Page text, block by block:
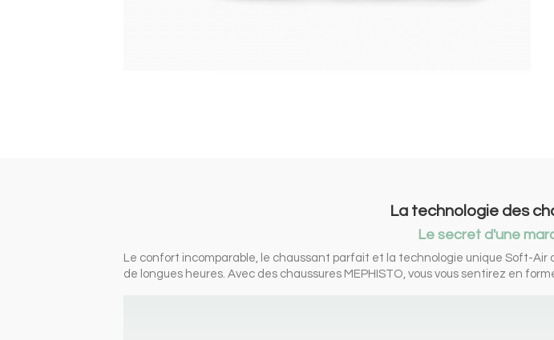
La technologie des
Le secret d'une
Le confort incomparable, le chaussant parfait et la technologie unique Soft-
de longues heures. Avec des chaussures MEPHISTO, vous vous sentirez en